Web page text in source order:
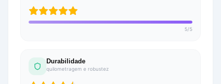
5/5
Durabilidade
quilometragem e robustez